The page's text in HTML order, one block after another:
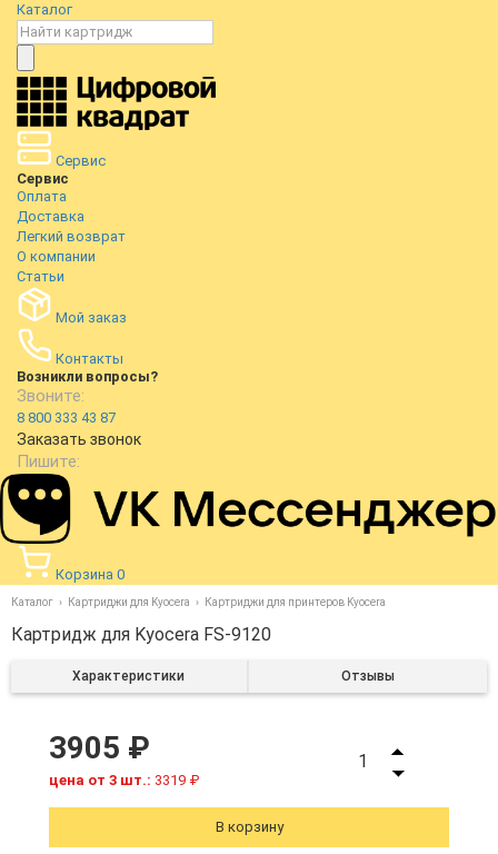
Каталог
Сервис
Сервис
Оплата
Доставка
Легкий возврат
О компании
Статьи
Мой заказ
Контакты
Возникли вопросы?
Звоните:
8 800 333 43 87
Заказать звонок
Пишите:
Корзина 0
Каталог Картриджи для Kyocera Картриджи для принтеров Kyocera
Картридж для Kyocera FS-9120
Характеристики Отзывы
3905 ₽
цена от 3 шт.: 3319 ₽
1
В корзину